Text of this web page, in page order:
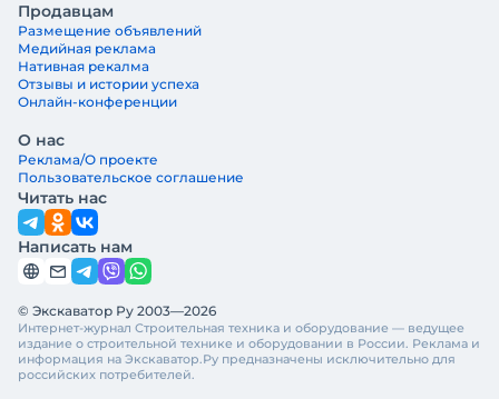
Продавцам
Размещение объявлений
Медийная реклама
Нативная рекалма
Отзывы и истории успеха
Онлайн-конференции
О нас
Реклама/О проекте
Пользовательское соглашение
Читать нас
Написать нам
© Экскаватор Ру 2003—2026
Интернет-журнал Строительная техника и оборудование — ведущее
издание о строительной технике и оборудовании в России. Реклама и
информация на Экскаватор.Ру предназначены исключительно для
российских потребителей.